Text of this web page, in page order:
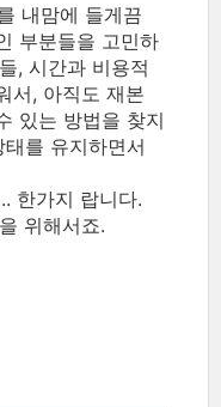
내맘에 들게끔
부분들을 고민하
, 시간과 비용적
서, 아직도 재본
있는 방법을 찾지
를 유지하면서
한가지 랍니다.
위해서죠.